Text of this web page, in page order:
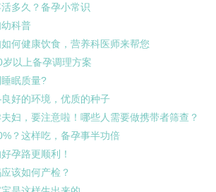
多久？备孕小常识
科普
何健康饮食，营养科医师来帮您
以上备孕调理方案
眠质量?
好的环境，优质的种子
妇，要注意啦！哪些人需要做携带者筛查？
？这样吃，备孕事半功倍
孕路更顺利！
该如何产检？